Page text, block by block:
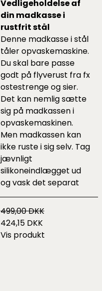
Vedligeholdelse af
din madkasse i
rustfrit stål
Denne madkasse i stål
tåler opvaskemaskine.
Du skal bare passe
godt på flyverust fra fx
ostestrenge og sier.
Det kan nemlig sætte
sig på madkassen i
opvaskemaskinen.
Men madkassen kan
ikke ruste i sig selv. Tag
jævnligt
silikoneindlægget ud
og vask det separat
499,00 DKK
424,15 DKK
Vis produkt